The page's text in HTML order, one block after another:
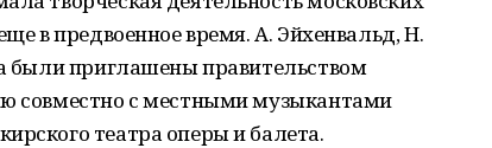
в предвоенное время. А. Эйхенвальд, Н.
были приглашены правительством
совместно с местными музыкантами
театра оперы и балета.